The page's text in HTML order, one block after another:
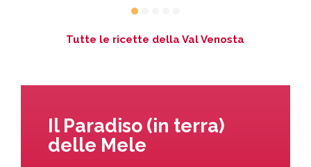
Tutte le ricette della Val Venosta
Il Paradiso (in terra)
delle Mele